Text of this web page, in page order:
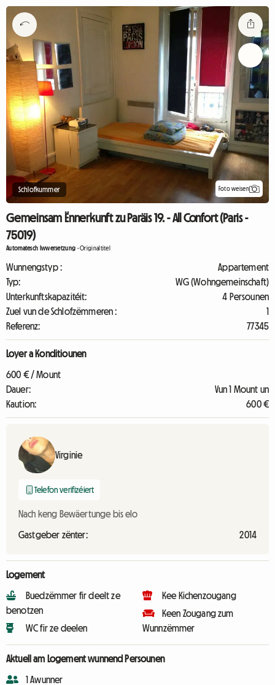
Schlofkummer Foto weisen
Gemeinsam Ënnerkunft zu Paräis 19. - All Confort (Paris -
75019)
Automatesch Iwwersetzung -Originaltitel
Wunnengstyp :
Appartement
Typ:
WG (Wohngemeinschaft)
Unterkunftskapazitéit:
4 Persounen
Zuel vun de Schlofzëmmeren :
1
Referenz:
77345
Loyer a Konditiounen
600 € / Mount
Dauer:
Vun 1 Mount un
Kaution:
600 €
Virginie
Telefon verifizéiert
Nach keng Bewäertunge bis elo
Gastgeber zënter: 2014
Logement
Buedzëmmer fir deelt ze
benotzen
WC fir ze deelen
Kee Kichenzougang
Keen Zougang zum
Wunnzëmmer
Aktuell am Logement wunnend Persounen
1 Awunner